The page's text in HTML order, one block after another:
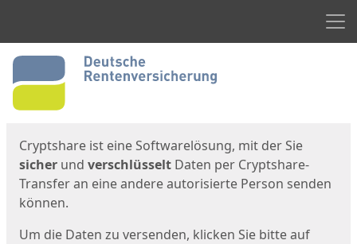
Start
Cryptshare ist eine Softwarelösung, mit der Sie
sicher und verschlüsselt Daten per Cryptshare-
Transfer an eine andere autorisierte Person senden
können.
Um die Daten zu versenden, klicken Sie bitte auf